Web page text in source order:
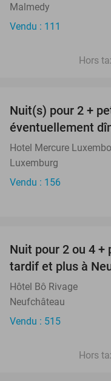
Malmedy
Vendu : 111
Hors
Nuit(s) pour 2 +
éventuellement
Hotel Mercure
Luxemburg
Vendu : 156
Nuit pour 2 ou 4
tardif et plus à
Hôtel Bô Rivage
Neufchâteau
Vendu : 515
Hors